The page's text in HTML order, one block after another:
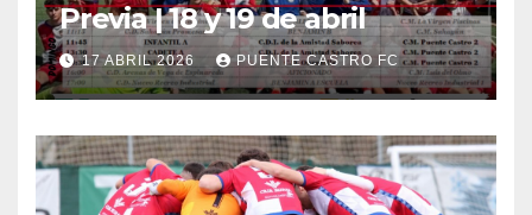
Previa | 18 y 19 de abril
17 ABRIL 2026 PUENTE CASTRO FC